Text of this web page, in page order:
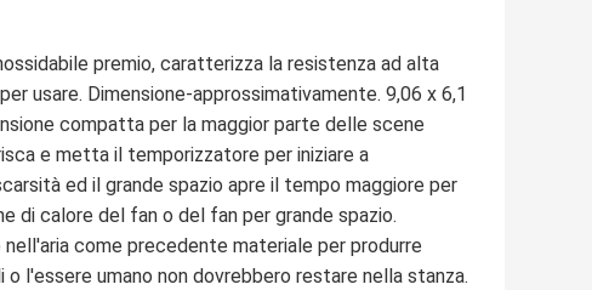
premio, caratterizza la resistenza ad alta
usare. Dimensione-approssimativamente. 9,06 x 6,1
compatta per la maggior parte delle scene
e metta il temporizzatore per iniziare a
ed il grande spazio apre il tempo maggiore per
di calore del fan o del fan per grande spazio.
come precedente materiale per produrre
o l'essere umano non dovrebbero restare nella stanza.